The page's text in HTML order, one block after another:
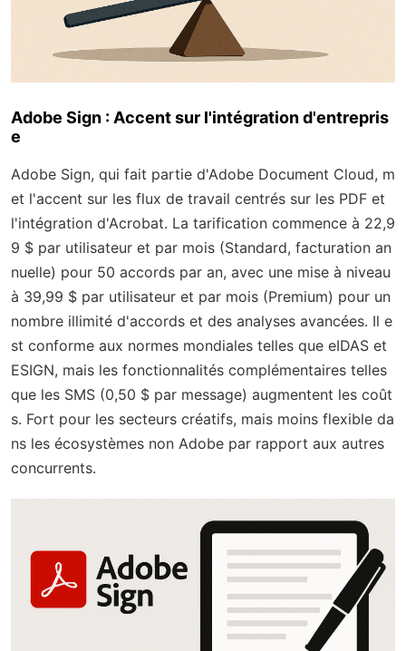
Adobe Sign : Accent sur l'intégration d'entrepris
e
Adobe Sign, qui fait partie d'Adobe Document Cloud, m
et l'accent sur les flux de travail centrés sur les PDF et
l'intégration d'Acrobat. La tarification commence à 22,9
9 $ par utilisateur et par mois (Standard, facturation an
nuelle) pour 50 accords par an, avec une mise à niveau
à 39,99 $ par utilisateur et par mois (Premium) pour un
nombre illimité d'accords et des analyses avancées. Il e
st conforme aux normes mondiales telles que eIDAS et
ESIGN, mais les fonctionnalités complémentaires telles
que les SMS (0,50 $ par message) augmentent les coût
s. Fort pour les secteurs créatifs, mais moins flexible da
ns les écosystèmes non Adobe par rapport aux autres
concurrents.